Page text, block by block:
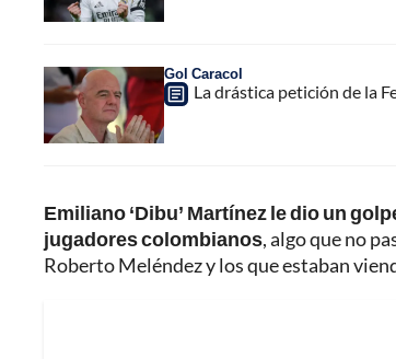
Gol Caracol
La drástica petición de la
Emiliano ‘Dibu’ Martínez le dio un
jugadores colombianos, algo que no
Roberto Meléndez y los que estaban